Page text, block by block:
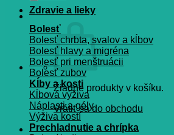
Žiadne produkty v košíku.
Vrátiť sa do obchodu
Košík
Zdravie a lieky
Bolesť
Bolesť chrbta, svalov a kĺbov
Bolesť hlavy a migréna
Bolesť pri menštruácii
Bolesť zubov
Kĺby a kosti
Kĺbová výživa
Náplasti a gély
Výživa kostí
Prechladnutie a chrípka